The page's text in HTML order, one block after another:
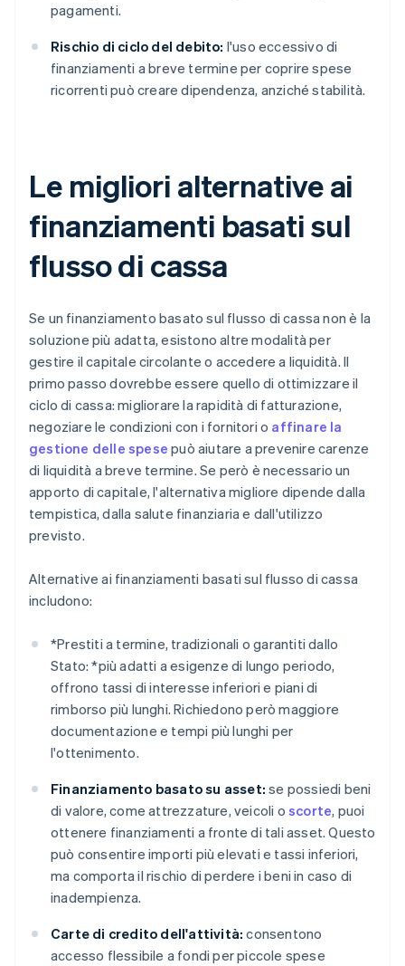
pagamenti.
Rischio di ciclo del debito: l'uso eccessivo di
finanziamenti a breve termine per coprire spese
ricorrenti può creare dipendenza, anziché stabilità.
Le migliori alternative ai
finanziamenti basati sul
flusso di cassa
Se un finanziamento basato sul flusso di cassa non è la
soluzione più adatta, esistono altre modalità per
gestire il capitale circolante o accedere a liquidità. Il
primo passo dovrebbe essere quello di ottimizzare il
ciclo di cassa: migliorare la rapidità di fatturazione,
negoziare le condizioni con i fornitori o affinare la
gestione delle spese può aiutare a prevenire carenze
di liquidità a breve termine. Se però è necessario un
apporto di capitale, l'alternativa migliore dipende dalla
tempistica, dalla salute finanziaria e dall'utilizzo
previsto.
Alternative ai finanziamenti basati sul flusso di cassa
includono:
*Prestiti a termine, tradizionali o garantiti dallo
Stato: *più adatti a esigenze di lungo periodo,
offrono tassi di interesse inferiori e piani di
rimborso più lunghi. Richiedono però maggiore
documentazione e tempi più lunghi per
l'ottenimento.
Finanziamento basato su asset: se possiedi beni
di valore, come attrezzature, veicoli o scorte, puoi
ottenere finanziamenti a fronte di tali asset. Questo
può consentire importi più elevati e tassi inferiori,
ma comporta il rischio di perdere i beni in caso di
inadempienza.
Carte di credito dell'attività: consentono
accesso flessibile a fondi per piccole spese